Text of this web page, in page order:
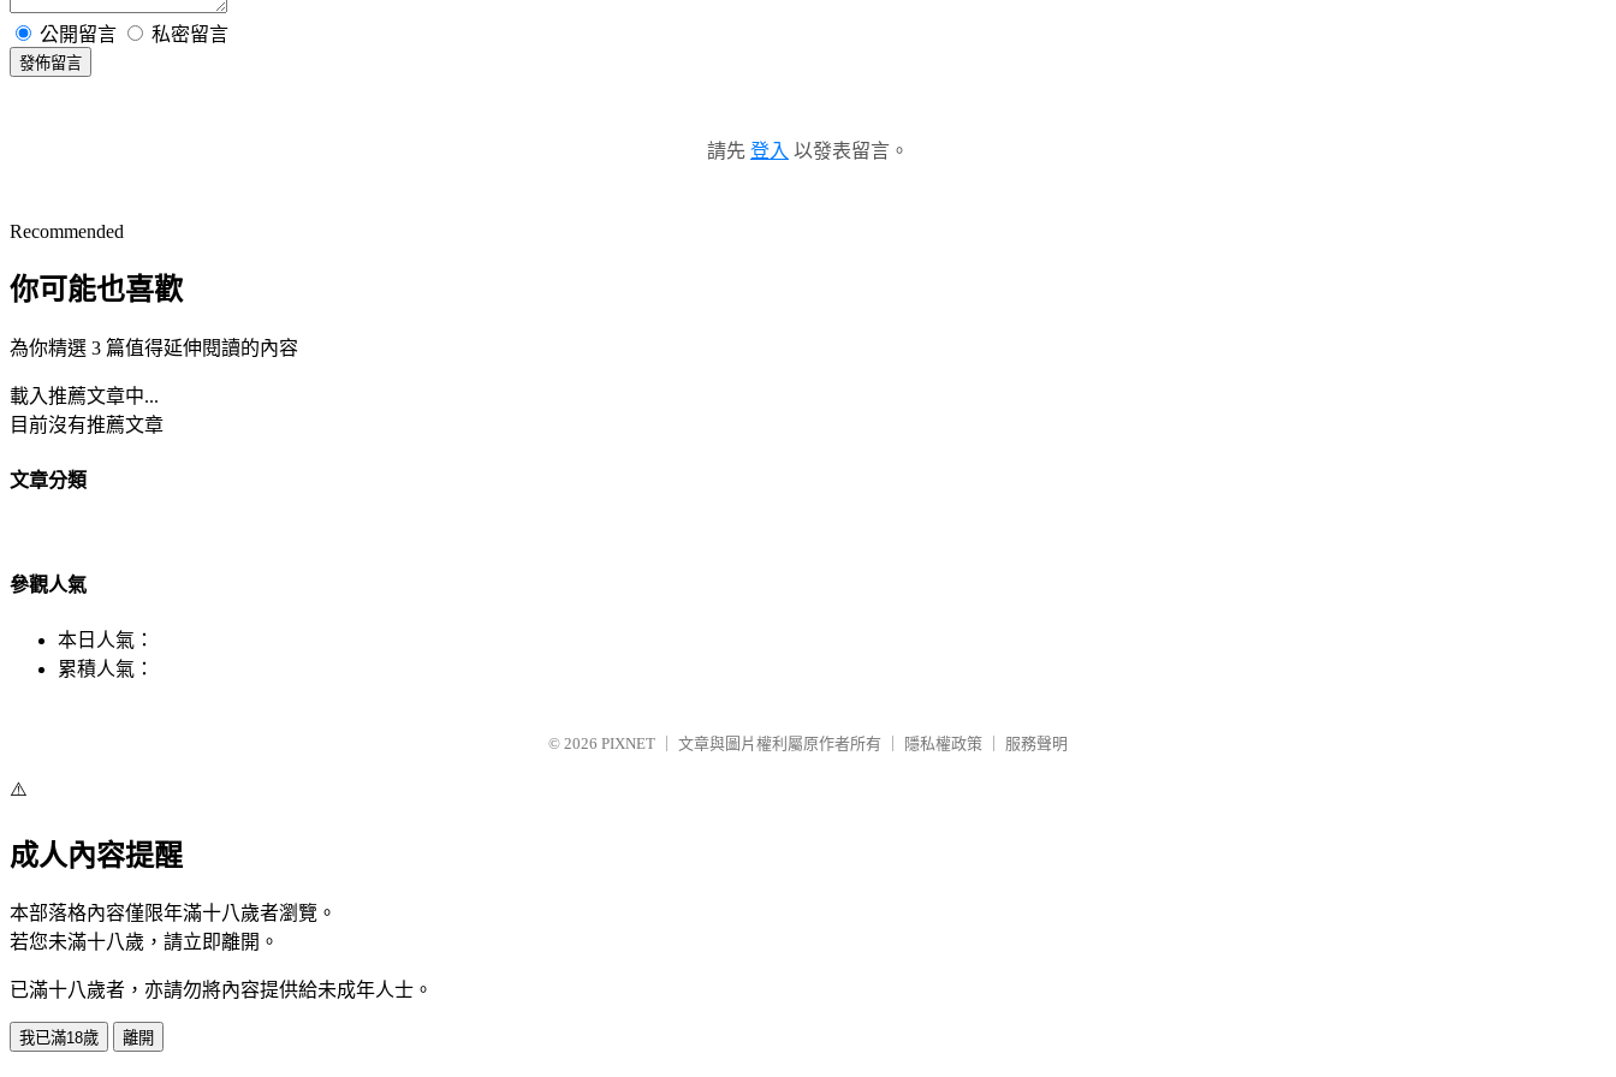
公開留言 私密留言
發佈留言
請先 登入 以發表留言。
Recommended
你可能也喜歡
為你精選 3 篇值得延伸閱讀的內容
載入推薦文章中...
目前沒有推薦文章
文章分類
參觀人氣
本日人氣：
累積人氣：
© 2026 PIXNET 文章與圖片權利屬原作者所有 隱私權政策 服務聲明
⚠️
成人內容提醒
本部落格內容僅限年滿十八歲者瀏覽。
若您未滿十八歲，請立即離開。
已滿十八歲者，亦請勿將內容提供給未成年人士。
我已滿18歲 離開